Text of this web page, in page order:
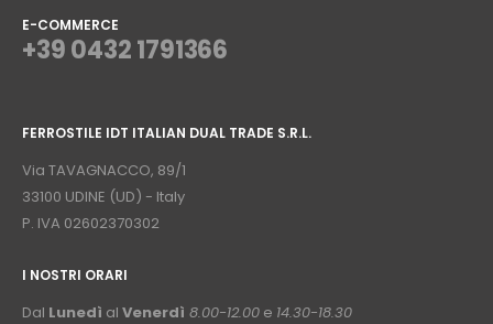
E-COMMERCE
+39 0432 1791366
FERROSTILE IDT ITALIAN DUAL TRADE S.R.L.
Via TAVAGNACCO, 89/1
33100 UDINE (UD) - Italy
P. IVA 02602370302
I NOSTRI ORARI
Dal Lunedì al Venerdì 8.00-12.00 e 14.30-18.30